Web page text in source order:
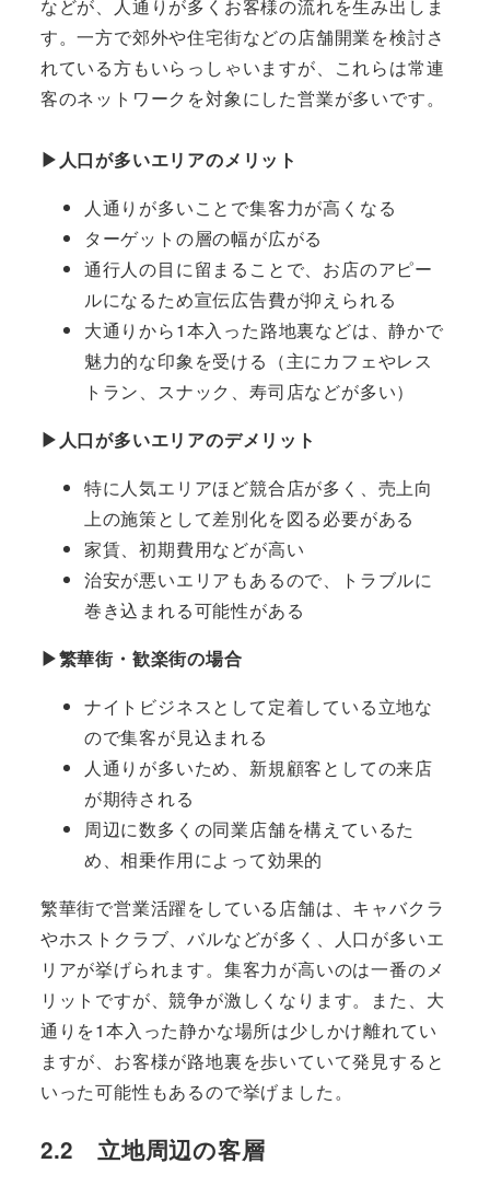
などが、人通りが多くお客様の流れを生み出しま
す。一方で郊外や住宅街などの店舗開業を検討さ
れている方もいらっしゃいますが、これらは常連
客のネットワークを対象にした営業が多いです。
▶人口が多いエリアのメリット
人通りが多いことで集客力が高くなる
ターゲットの層の幅が広がる
通行人の目に留まることで、お店のアピー
ルになるため宣伝広告費が抑えられる
大通りから1本入った路地裏などは、静かで
魅力的な印象を受ける（主にカフェやレス
トラン、スナック、寿司店などが多い）
▶人口が多いエリアのデメリット
特に人気エリアほど競合店が多く、売上向
上の施策として差別化を図る必要がある
家賃、初期費用などが高い
治安が悪いエリアもあるので、トラブルに
巻き込まれる可能性がある
▶繁華街・歓楽街の場合
ナイトビジネスとして定着している立地な
ので集客が見込まれる
人通りが多いため、新規顧客としての来店
が期待される
周辺に数多くの同業店舗を構えているた
め、相乗作用によって効果的
繁華街で営業活躍をしている店舗は、キャバクラ
やホストクラブ、バルなどが多く、人口が多いエ
リアが挙げられます。集客力が高いのは一番のメ
リットですが、競争が激しくなります。また、大
通りを1本入った静かな場所は少しかけ離れてい
ますが、お客様が路地裏を歩いていて発見すると
いった可能性もあるので挙げました。
2.2 立地周辺の客層